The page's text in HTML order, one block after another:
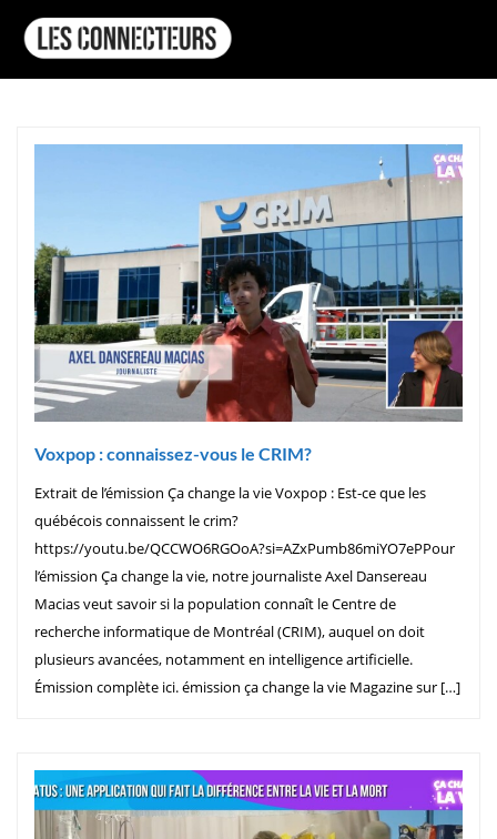
Voxpop : connaissez-vous le CRIM?
Extrait de l’émission Ça change la vie Voxpop : Est-ce que les
québécois connaissent le crim?
https://youtu.be/QCCWO6RGOoA?si=AZxPumb86miYO7ePPour
l’émission Ça change la vie, notre journaliste Axel Dansereau
Macias veut savoir si la population connaît le Centre de
recherche informatique de Montréal (CRIM), auquel on doit
plusieurs avancées, notamment en intelligence artificielle.
Émission complète ici. émission ça change la vie Magazine sur […]